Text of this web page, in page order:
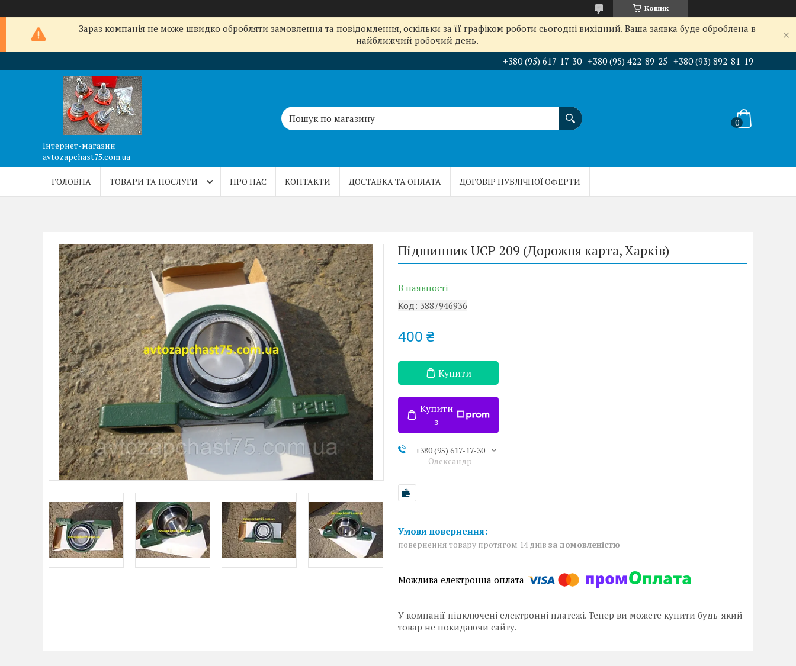
Кошик
Зараз компанія не може швидко обробляти замовлення та повідомлення, оскільки за її графіком роботи сьогодні вихідний. Ваша заявка буде оброблена в
найближчий робочий день.
+380 (95) 617-17-30 +380 (95) 422-89-25 +380 (93) 892-81-19
Інтернет-магазин
avtozapchast75.com.ua
ГОЛОВНА ТОВАРИ ТА ПОСЛУГИ ПРО НАС КОНТАКТИ ДОСТАВКА ТА ОПЛАТА ДОГОВІР ПУБЛІЧНОЇ ОФЕРТИ
Підшипник UCP 209 (Дорожня карта, Харків)
В наявності
Код: 3887946936
400 ₴
Купити
Купити
з
+380 (95) 617-17-30
Олександр
повернення товару протягом 14 днів за домовленістю
У компанії підключені електронні платежі. Тепер ви можете купити будь-який
товар не покидаючи сайту.